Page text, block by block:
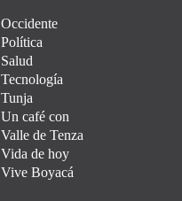
Occidente
Política
Salud
Tecnología
Tunja
Un café con
Valle de Tenza
Vida de hoy
Vive Boyacá